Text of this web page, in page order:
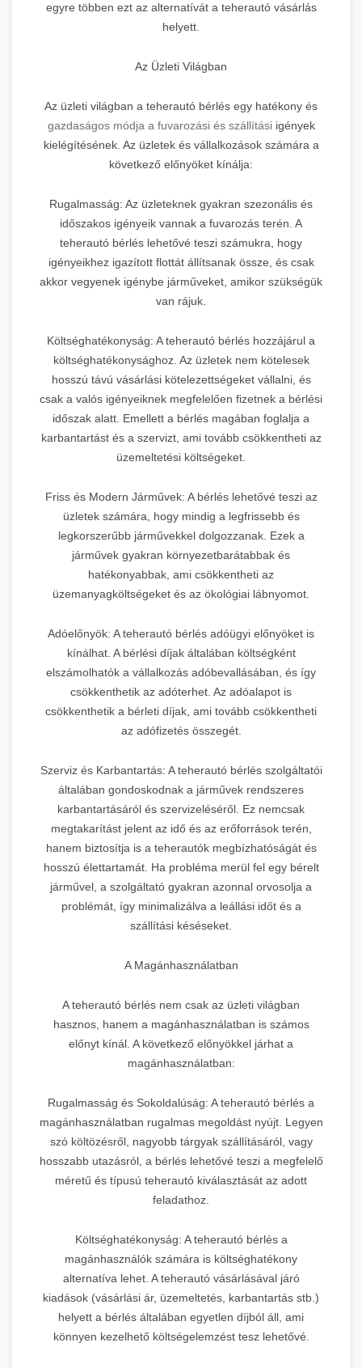
egyre többen ezt az alternatívát a teherautó vásárlás
helyett.
Az Üzleti Világban
Az üzleti világban a teherautó bérlés egy hatékony és
gazdaságos módja a fuvarozási és szállításiigények
kielégítésének. Az üzletek és vállalkozások számára a
következő előnyöket kínálja:
Rugalmasság: Az üzleteknek gyakran szezonális és
időszakos igényeik vannak a fuvarozás terén. A
teherautó bérlés lehetővé teszi számukra, hogy
igényeikhez igazított flottát állítsanak össze, és csak
akkor vegyenek igénybe járműveket, amikor szükségük
van rájuk.
Költséghatékonyság: A teherautó bérlés hozzájárul a
költséghatékonysághoz. Az üzletek nem kötelesek
hosszú távú vásárlási kötelezettségeket vállalni, és
csak a valós igényeiknek megfelelően fizetnek a bérlési
időszak alatt. Emellett a bérlés magában foglalja a
karbantartást és a szervizt, ami tovább csökkentheti az
üzemeltetési költségeket.
Friss és Modern Járművek: A bérlés lehetővé teszi az
üzletek számára, hogy mindig a legfrissebb és
legkorszerűbb járművekkel dolgozzanak. Ezek a
járművek gyakran környezetbarátabbak és
hatékonyabbak, ami csökkentheti az
üzemanyagköltségeket és az ökológiai lábnyomot.
Adóelőnyök: A teherautó bérlés adóügyi előnyöket is
kínálhat. A bérlési díjak általában költségként
elszámolhatók a vállalkozás adóbevallásában, és így
csökkenthetik az adóterhet. Az adóalapot is
csökkenthetik a bérleti díjak, ami tovább csökkentheti
az adófizetés összegét.
Szerviz és Karbantartás: A teherautó bérlés szolgáltatói
általában gondoskodnak a járművek rendszeres
karbantartásáról és szervizeléséről. Ez nemcsak
megtakarítást jelent az idő és az erőforrások terén,
hanem biztosítja is a teherautók megbízhatóságát és
hosszú élettartamát. Ha probléma merül fel egy bérelt
járművel, a szolgáltató gyakran azonnal orvosolja a
problémát, így minimalizálva a leállási időt és a
szállítási késéseket.
A Magánhasználatban
A teherautó bérlés nem csak az üzleti világban
hasznos, hanem a magánhasználatban is számos
előnyt kínál. A következő előnyökkel járhat a
magánhasználatban:
Rugalmasság és Sokoldalúság: A teherautó bérlés a
magánhasználatban rugalmas megoldást nyújt. Legyen
szó költözésről, nagyobb tárgyak szállításáról, vagy
hosszabb utazásról, a bérlés lehetővé teszi a megfelelő
méretű és típusú teherautó kiválasztását az adott
feladathoz.
Költséghatékonyság: A teherautó bérlés a
magánhasználók számára is költséghatékony
alternatíva lehet. A teherautó vásárlásával járó
kiadások (vásárlási ár, üzemeltetés, karbantartás stb.)
helyett a bérlés általában egyetlen díjból áll, ami
könnyen kezelhető költségelemzést tesz lehetővé.